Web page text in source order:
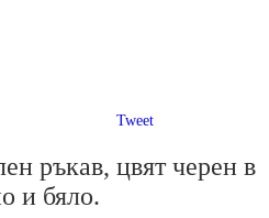
Tweet
ръкав, цвят черен в
и бяло.